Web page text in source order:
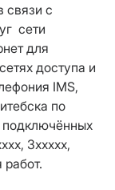
связи с
сети
для
доступа и
IMS,
по
подключённых
3ххххх,